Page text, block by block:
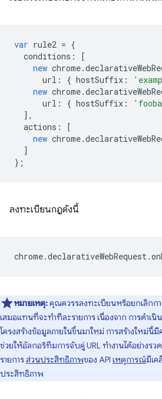
var rule2 = {
conditions :
[
new chrome.
url : { hostSuffix :
new chrome.
url : { hostSuffix :
],
actions :
[
new chrome.
]
};
ลงทะเบียนกฎดังนี้
chrome.declarativeWebRequest.
หมายเหตุ:คุณควรรลงทะเบียนหรือยกเลิก
เสมอแทนที่จะทำทีละรายการ เนื่องจาก การดำเนิ
โครงสร้างข้อมูลภายในขึ้นมาใหม่ การสร้างใหม่นี้
ช่วยให้อัลกอริทึมการจับคู่ URL ทำงานได้อย่างรว
รายการส่วนประสิทธิภาพของ API เหตุการณ์มีเค
ประสิทธิภาพ